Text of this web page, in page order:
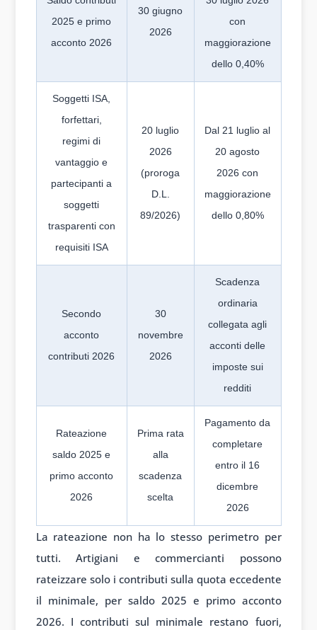
2025 e primo
acconto 2026
30 giugno
2026
con
maggiorazione
dello 0,40%
Soggetti ISA,
forfettari,
regimi di
vantaggio e
partecipanti a
soggetti
trasparenti con
requisiti ISA
20 luglio
2026
(proroga
D.L.
89/2026)
Dal 21 luglio al
20 agosto
2026 con
maggiorazione
dello 0,80%
Secondo
acconto
contributi 2026
30
novembre
2026
Scadenza
ordinaria
collegata agli
acconti delle
imposte sui
redditi
Rateazione
saldo 2025 e
primo acconto
2026
Prima rata
alla
scadenza
scelta
Pagamento da
completare
entro il 16
dicembre
2026
La rateazione non ha lo stesso perimetro per
tutti. Artigiani e commercianti possono
rateizzare solo i contributi sulla quota eccedente
il minimale, per saldo 2025 e primo acconto
2026. I contributi sul minimale restano fuori,